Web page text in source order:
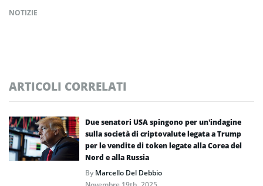
NOTIZIE
ARTICOLI CORRELATI
Due senatori USA spingono per un’indagine
sulla società di criptovalute legata a Trump
per le vendite di token legate alla Corea del
Nord e alla Russia
ByMarcello Del Debbio